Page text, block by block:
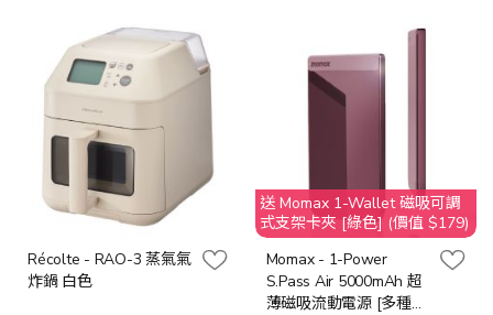
Récolte - RAO-3 蒸氣氣
炸鍋 白色
送 Momax 1-Wallet 磁吸可調
式支架卡夾 [綠色] (價值 $179)
Momax - 1-Power
S.Pass Air 5000mAh 超
薄磁吸流動電源 [多種顏